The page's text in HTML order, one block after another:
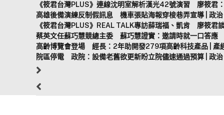
《筱君台灣PLUS》連線沈明室解析漢光42號演習 廖筱
高雄後備演練反制假訊息 機車張貼海報穿梭巷弄宣導 | 政治
《筱君台灣PLUS》REAL TALK專訪薛瑞福、凱肯 廖筱
蔡英文任蘇巧慧競總主委 蘇巧慧證實：邀請時就一口答應
高齡博覽會登場 經長：2年助開發279項高齡科技產品 | 產
院區停電 政院：設備老舊欲更新盼立院儘速通過預算 | 政治